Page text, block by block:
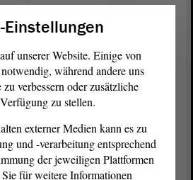
Hauptintention, gerade bei
, haben wir im Rahmen
genommen. Davon sind
an die Vereine ausgezahlt
als Pauschalen: 10 € pro
pro Kind oder Jugendlichen.
Wenn wir die reinen
dann zeigt sich wirklich
unserer Website. Einige von
während andere uns
verbessern oder zusätzliche
zu stellen.
externer Medien kann es zu
und -verarbeitung entsprechend
der jeweiligen Plattformen
für weitere Informationen